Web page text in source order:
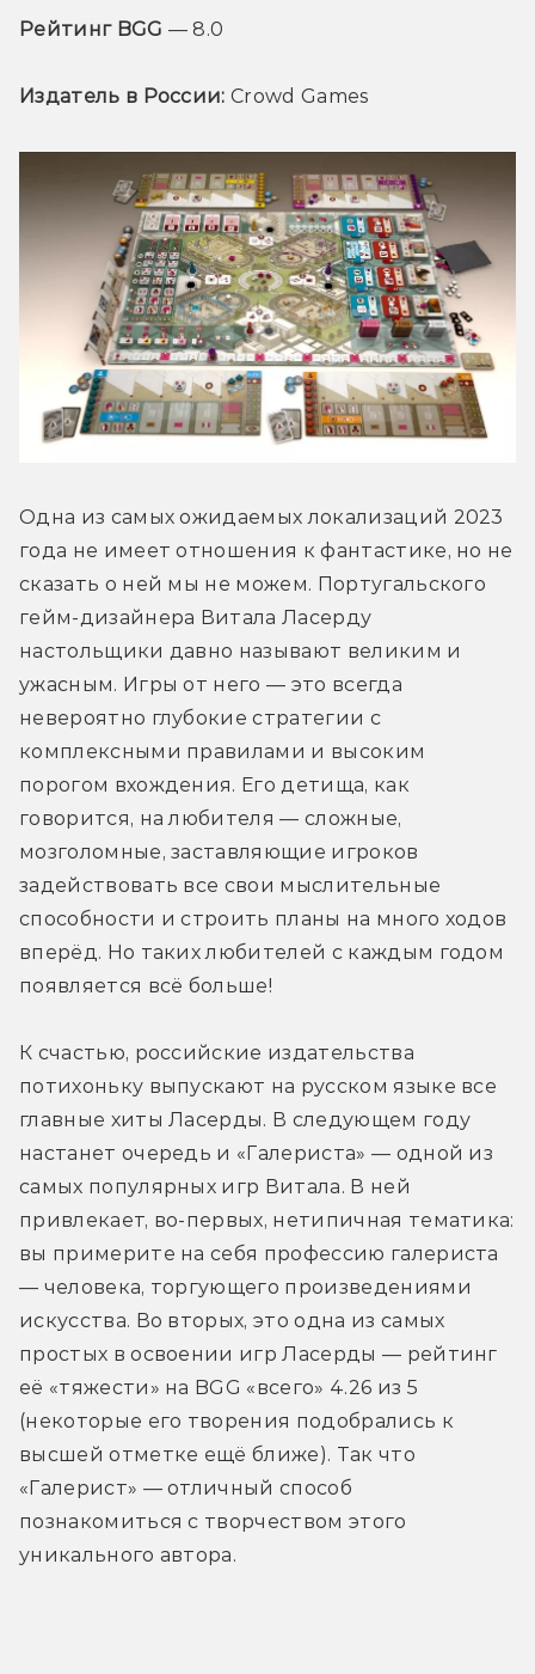
Рейтинг BGG — 8.0
Издатель в России: Crowd Games
Одна из самых ожидаемых локализаций 2023
года не имеет отношения к фантастике, но не
сказать о ней мы не можем. Португальского
гейм-дизайнера Витала Ласерду
настольщики давно называют великим и
ужасным. Игры от него — это всегда
невероятно глубокие стратегии с
комплексными правилами и высоким
порогом вхождения. Его детища, как
говорится, на любителя — сложные,
мозголомные, заставляющие игроков
задействовать все свои мыслительные
способности и строить планы на много ходов
вперёд. Но таких любителей с каждым годом
появляется всё больше!
К счастью, российские издательства
потихоньку выпускают на русском языке все
главные хиты Ласерды. В следующем году
настанет очередь и «Галериста» — одной из
самых популярных игр Витала. В ней
привлекает, во-первых, нетипичная тематика:
вы примерите на себя профессию галериста
— человека, торгующего произведениями
искусства. Во вторых, это одна из самых
простых в освоении игр Ласерды — рейтинг
её «тяжести» на BGG «всего» 4.26 из 5
(некоторые его творения подобрались к
высшей отметке ещё ближе). Так что
«Галерист» — отличный способ
познакомиться с творчеством этого
уникального автора.